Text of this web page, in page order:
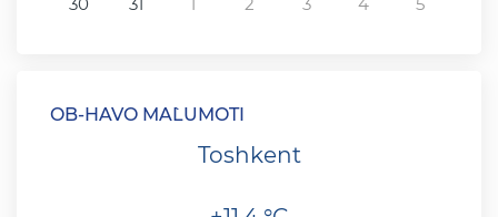
OB-HAVO MA`LUMOTI
Toshkent